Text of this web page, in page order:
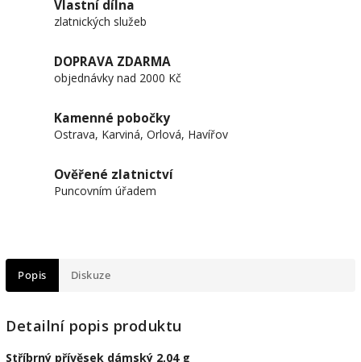
Vlastní dílna
zlatnických služeb
DOPRAVA ZDARMA
objednávky nad 2000 Kč
Kamenné pobočky
Ostrava, Karviná, Orlová, Havířov
Ověřené zlatnictví
Puncovním úřadem
Popis Diskuze
Detailní popis produktu
Stříbrný přívěsek dámský 2,04 g